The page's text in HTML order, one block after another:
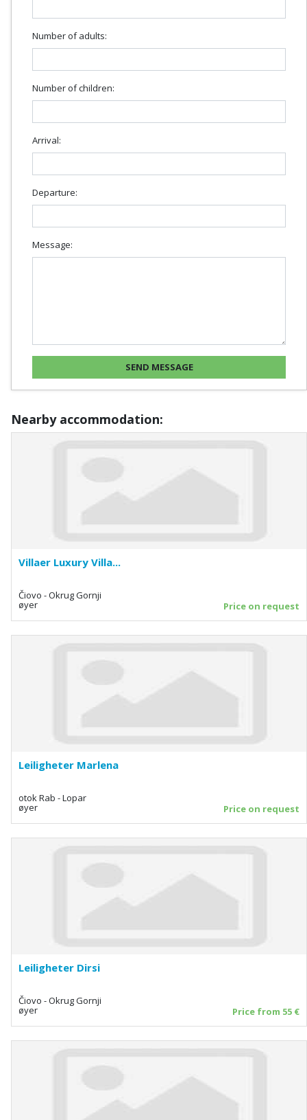
Number of adults:
Number of children:
Arrival:
Departure:
Message:
Nearby accommodation:
Villaer Luxury Villa...
Čiovo - Okrug Gornji
øyer Price on request
Leiligheter Marlena
otok Rab - Lopar
øyer Price on request
Leiligheter Dirsi
Čiovo - Okrug Gornji
øyer Price from 55 €